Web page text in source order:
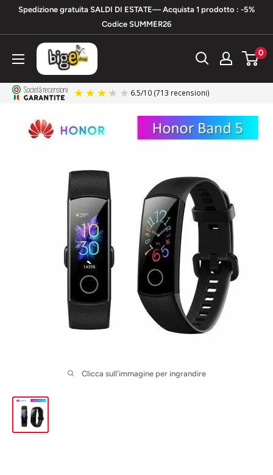
contenuto
Spedizione gratuita SALDI DI ESTATE— Acquista 1 prodotto : -5%
Codice SUMMER26
bigeshop 0
Clicca sull'immagine per ingrandire